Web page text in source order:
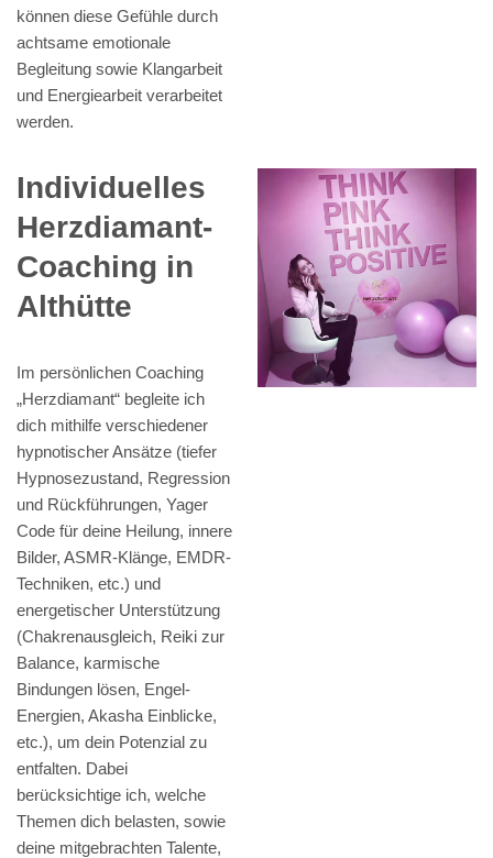
können diese Gefühle durch
achtsame emotionale
Begleitung sowie Klangarbeit
und Energiearbeit verarbeitet
werden.
Individuelles
Herzdiamant-
Coaching in
Althütte
Im persönlichen Coaching
„Herzdiamant“ begleite ich
dich mithilfe verschiedener
hypnotischer Ansätze (tiefer
Hypnosezustand, Regression
und Rückführungen, Yager
Code für deine Heilung, innere
Bilder, ASMR-Klänge, EMDR-
Techniken, etc.) und
energetischer Unterstützung
(Chakrenausgleich, Reiki zur
Balance, karmische
Bindungen lösen, Engel-
Energien, Akasha Einblicke,
etc.), um dein Potenzial zu
entfalten. Dabei
berücksichtige ich, welche
Themen dich belasten, sowie
deine mitgebrachten Talente,